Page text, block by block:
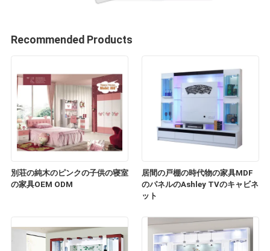
Recommended Products
別荘の純木のピンクの子供の寝室
の家具OEM ODM
居間の戸棚の時代物の家具MDF
のパネルのAshley TVのキャビネ
ット